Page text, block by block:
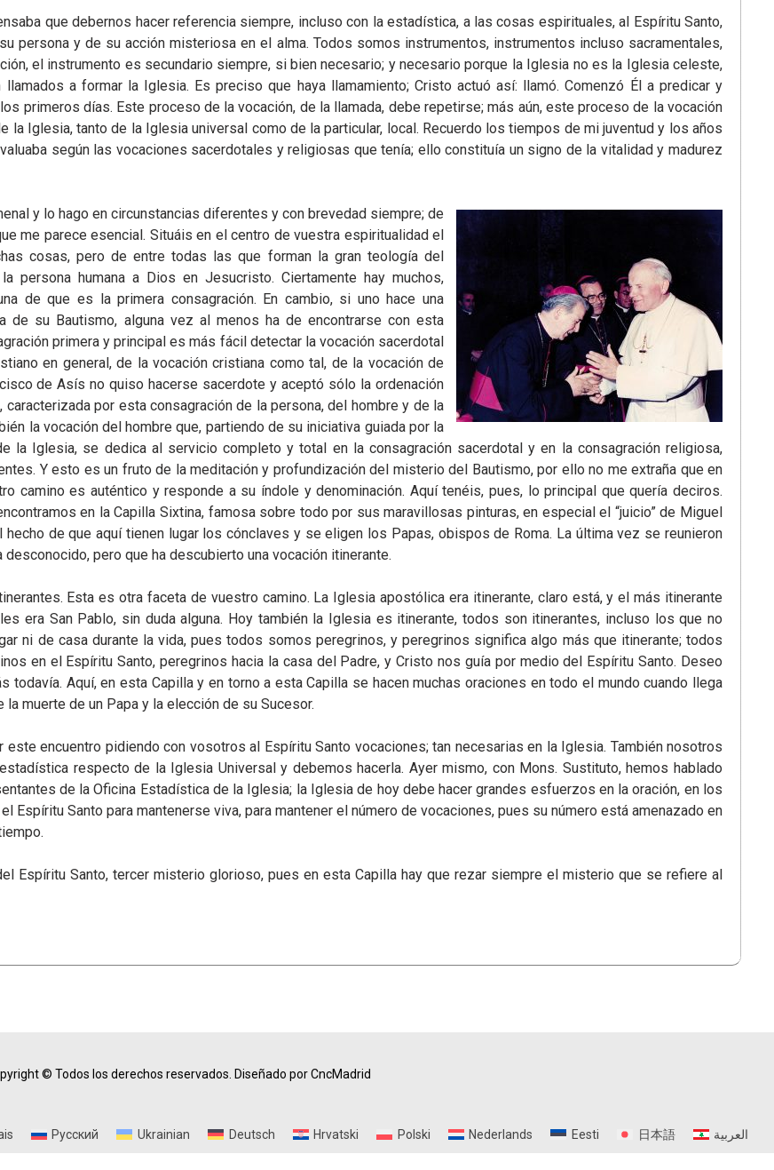
que debernos hacer referencia siempre, incluso con la estadística, a las cosas espirituales, al Espíritu Santo,
persona y de su acción misteriosa en el alma. Todos somos instrumentos, instrumentos incluso sacramentales,
el instrumento es secundario siempre, si bien necesario; y necesario porque la Iglesia no es la Iglesia celeste,
a formar la Iglesia. Es preciso que haya llamamiento; Cristo actuó así: llamó. Comenzó Él a predicar y
primeros días. Este proceso de la vocación, de la llamada, debe repetirse; más aún, este proceso de la vocación
la Iglesia, tanto de la Iglesia universal como de la particular, local. Recuerdo los tiempos de mi juventud y los años
según las vocaciones sacerdotales y religiosas que tenía; ello constituía un signo de la vitalidad y madurez
y lo hago en circunstancias diferentes y con brevedad siempre; de
me parece esencial. Situáis en el centro de vuestra espiritualidad el
cosas, pero de entre todas las que forman la gran teología del
persona humana a Dios en Jesucristo. Ciertamente hay muchos,
de que es la primera consagración. En cambio, si uno hace una
de su Bautismo, alguna vez al menos ha de encontrarse con esta
primera y principal es más fácil detectar la vocación sacerdotal
en general, de la vocación cristiana como tal, de la vocación de
de Asís no quiso hacerse sacerdote y aceptó sólo la ordenación
por esta consagración de la persona, del hombre y de la
la vocación del hombre que, partiendo de su iniciativa guiada por la
la Iglesia, se dedica al servicio completo y total en la consagración sacerdotal y en la consagración religiosa,
Y esto es un fruto de la meditación y profundización del misterio del Bautismo, por ello no me extraña que en
camino es auténtico y responde a su índole y denominación. Aquí tenéis, pues, lo principal que quería deciros.
en la Capilla Sixtina, famosa sobre todo por sus maravillosas pinturas, en especial el “juicio” de Miguel
de que aquí tienen lugar los cónclaves y se eligen los Papas, obispos de Roma. La última vez se reunieron
pero que ha descubierto una vocación itinerante.
Esta es otra faceta de vuestro camino. La Iglesia apostólica era itinerante, claro está, y el más itinerante
era San Pablo, sin duda alguna. Hoy también la Iglesia es itinerante, todos son itinerantes, incluso los que no
ni de casa durante la vida, pues todos somos peregrinos, y peregrinos significa algo más que itinerante; todos
en el Espíritu Santo, peregrinos hacia la casa del Padre, y Cristo nos guía por medio del Espíritu Santo. Deseo
todavía. Aquí, en esta Capilla y en torno a esta Capilla se hacen muchas oraciones en todo el mundo cuando llega
la muerte de un Papa y la elección de su Sucesor.
este encuentro pidiendo con vosotros al Espíritu Santo vocaciones; tan necesarias en la Iglesia. También nosotros
respecto de la Iglesia Universal y debemos hacerla. Ayer mismo, con Mons. Sustituto, hemos hablado
de la Oficina Estadística de la Iglesia; la Iglesia de hoy debe hacer grandes esfuerzos en la oración, en los
Espíritu Santo para mantenerse viva, para mantener el número de vocaciones, pues su número está amenazado en
Espíritu Santo, tercer misterio glorioso, pues en esta Capilla hay que rezar siempre el misterio que se refiere al
© Todos los derechos reservados. Diseñado por CncMadrid
Русский Ukrainian Deutsch Hrvatski Polski Nederlands Eesti 日本語 العربية